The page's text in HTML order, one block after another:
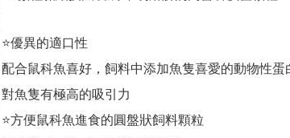
⭐優異的適口性
配合鼠科魚喜好，飼料中添加魚隻喜愛的動物性蛋
對魚隻有極高的吸引力
⭐方便鼠科魚進食的圓盤狀飼料顆粒